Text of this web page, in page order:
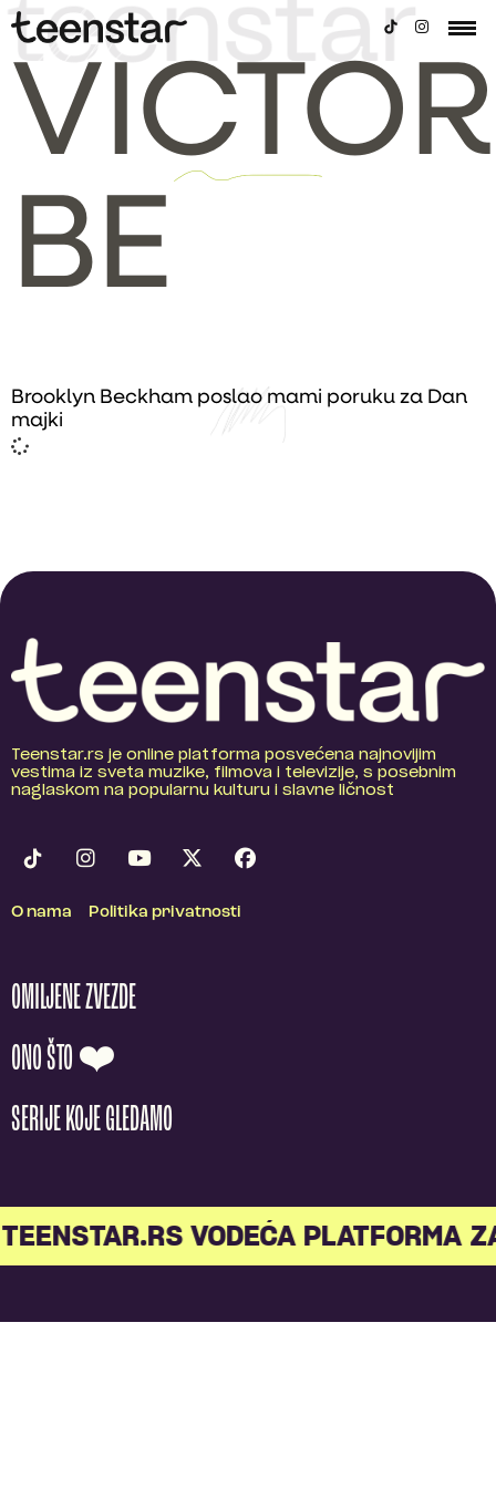
BE
Brooklyn Beckham poslao mami poruku za Dan
majki
Teenstar.rs je online platforma posvećena najnovijim
vestima iz sveta muzike, filmova i televizije, s posebnim
naglaskom na popularnu kulturu i slavne ličnost
O nama Politika privatnosti
OMILJENE ZVEZDE
ONO ŠTO ❤️
SERIJE KOJE GLEDAMO
VODEĆA PLATFORMA